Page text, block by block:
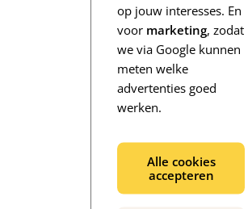
op jouw interesses. En
voor marketing, zodat
we via Google kunnen
meten welke
advertenties goed
werken.
Alle cookies
accepteren
De inhoud wordt geladen...